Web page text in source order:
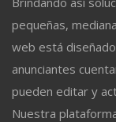
pequeñas,
web está
anunciantes
pueden editar y
Nuestra